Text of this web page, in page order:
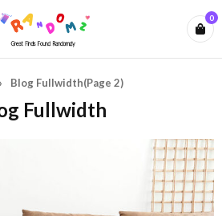
0
› Blog Fullwidth(Page 2)
Fullwidth